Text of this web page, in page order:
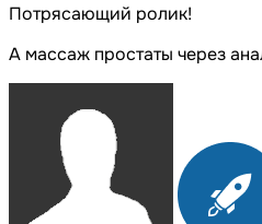
Потрясающий ролик!
А массаж простаты через